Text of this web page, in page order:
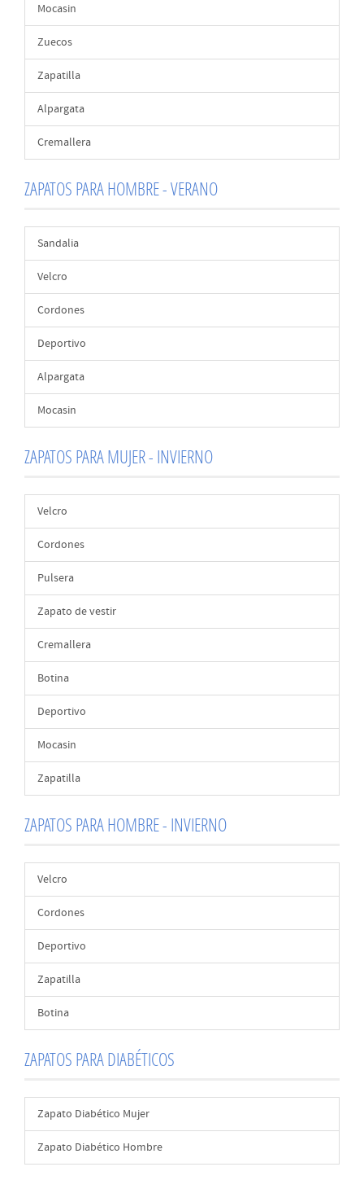
Mocasin
Zuecos
Zapatilla
Alpargata
Cremallera
ZAPATOS PARA HOMBRE - VERANO
Sandalia
Velcro
Cordones
Deportivo
Alpargata
Mocasin
ZAPATOS PARA MUJER - INVIERNO
Velcro
Cordones
Pulsera
Zapato de vestir
Cremallera
Botina
Deportivo
Mocasin
Zapatilla
ZAPATOS PARA HOMBRE - INVIERNO
Velcro
Cordones
Deportivo
Zapatilla
Botina
ZAPATOS PARA DIABÉTICOS
Zapato Diabético Mujer
Zapato Diabético Hombre